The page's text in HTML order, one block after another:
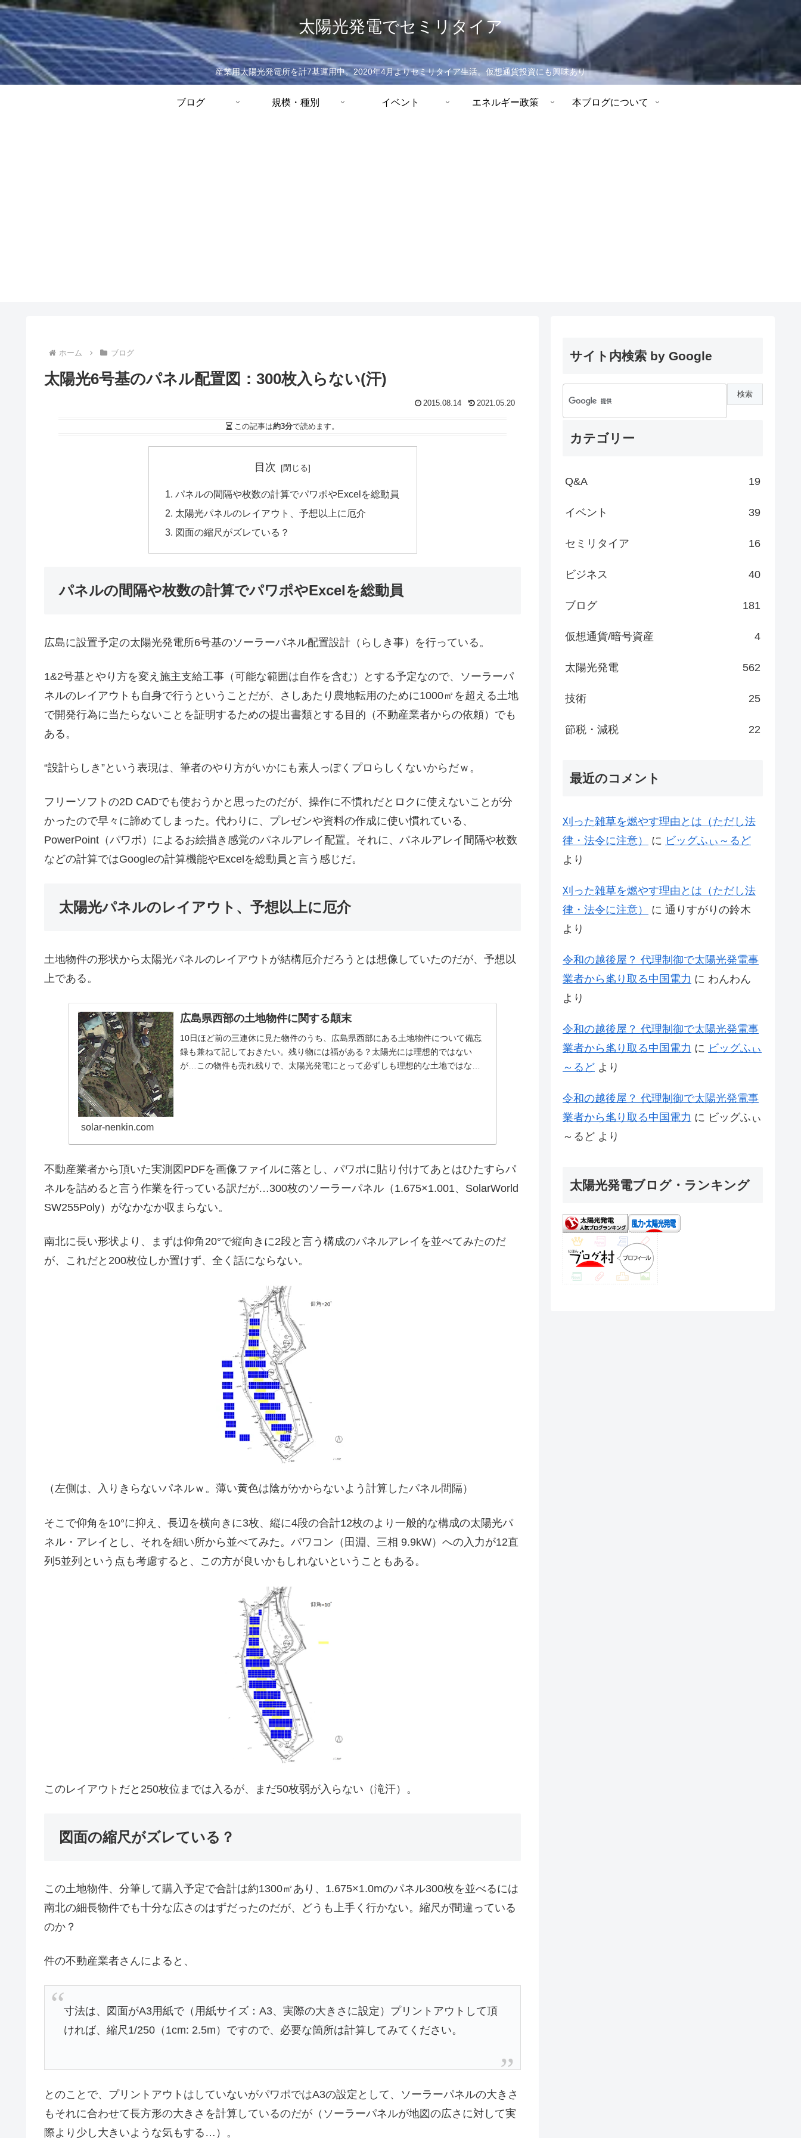
太陽光発電でセミリタイア
産業用太陽光発電所を計7基運用中。2020年4月よりセミリタイア生活。仮想通貨投資にも興味あり
ブログ 規模・種別 イベント エネルギー政策 本ブログについて
ホーム ブログ
太陽光6号基のパネル配置図：300枚入らない(汗)
2015.08.14 2021.05.20
この記事は約3分で読めます。
目次
パネルの間隔や枚数の計算でパワポやExcelを総動員
太陽光パネルのレイアウト、予想以上に厄介
図面の縮尺がズレている？
パネルの間隔や枚数の計算でパワポやExcelを総動員
広島に設置予定の太陽光発電所6号基のソーラーパネル配置設計（らしき事）を行っている。
1&2号基とやり方を変え施主支給工事（可能な範囲は自作を含む）とする予定なので、ソーラーパ
ネルのレイアウトも自身で行うということだが、さしあたり農地転用のために1000㎡を超える土地
で開発行為に当たらないことを証明するための提出書類とする目的（不動産業者からの依頼）でも
ある。
“設計らしき”という表現は、筆者のやり方がいかにも素人っぽくプロらしくないからだｗ。
フリーソフトの2D CADでも使おうかと思ったのだが、操作に不慣れだとロクに使えないことが分
かったので早々に諦めてしまった。代わりに、プレゼンや資料の作成に使い慣れている、
PowerPoint（パワポ）によるお絵描き感覚のパネルアレイ配置。それに、パネルアレイ間隔や枚数
などの計算ではGoogleの計算機能やExcelを総動員と言う感じだ。
太陽光パネルのレイアウト、予想以上に厄介
土地物件の形状から太陽光パネルのレイアウトが結構厄介だろうとは想像していたのだが、予想以
上である。
広島県西部の土地物件に関する顛末
10日ほど前の三連休に見た物件のうち、広島県西部にある土地物件について備忘
録も兼ねて記しておきたい。残り物には福がある？太陽光には理想的ではない
が…この物件も売れ残りで、太陽光発電にとって必ずしも理想的な土地ではない
solar-nenkin.com
不動産業者から頂いた実測図PDFを画像ファイルに落とし、パワポに貼り付けてあとはひたすらパ
ネルを詰めると言う作業を行っている訳だが…300枚のソーラーパネル（1.675×1.001、SolarWorld
SW255Poly）がなかなか収まらない。
南北に長い形状より、まずは仰角20°で縦向きに2段と言う構成のパネルアレイを並べてみたのだ
が、これだと200枚位しか置けず、全く話にならない。
（左側は、入りきらないパネルｗ。薄い黄色は陰がかからないよう計算したパネル間隔）
そこで仰角を10°に抑え、長辺を横向きに3枚、縦に4段の合計12枚のより一般的な構成の太陽光パ
ネル・アレイとし、それを細い所から並べてみた。パワコン（田淵、三相 9.9kW）への入力が12直
列5並列という点も考慮すると、この方が良いかもしれないということもある。
このレイアウトだと250枚位までは入るが、まだ50枚弱が入らない（滝汗）。
図面の縮尺がズレている？
この土地物件、分筆して購入予定で合計は約1300㎡あり、1.675×1.0mのパネル300枚を並べるには
南北の細長物件でも十分な広さのはずだったのだが、どうも上手く行かない。縮尺が間違っている
のか？
件の不動産業者さんによると、
寸法は、図面がA3用紙で（用紙サイズ：A3、実際の大きさに設定）プリントアウトして頂
ければ、縮尺1/250（1cm: 2.5m）ですので、必要な箇所は計算してみてください。
とのことで、プリントアウトはしていないがパワポではA3の設定として、ソーラーパネルの大きさ
もそれに合わせて長方形の大きさを計算しているのだが（ソーラーパネルが地図の広さに対して実
際より少し大きいような気もする…）。
サイト内検索 by Google
カテゴリー
Q&A 19
イベント 39
セミリタイア 16
ビジネス 40
ブログ 181
仮想通貨/暗号資産 4
太陽光発電 562
技術 25
節税・減税 22
最近のコメント
刈った雑草を燃やす理由とは（ただし法
律・法令に注意）
に ビッグふぃ～るど
より
刈った雑草を燃やす理由とは（ただし法
律・法令に注意）
に 通りすがりの鈴木
より
令和の越後屋？ 代理制御で太陽光発電事
業者から毟り取る中国電力 に わんわん
より
令和の越後屋？ 代理制御で太陽光発電事
業者から毟り取る中国電力 に ビッグふぃ
～るど より
令和の越後屋？ 代理制御で太陽光発電事
業者から毟り取る中国電力 に ビッグふぃ
～るど より
太陽光発電ブログ・ランキング